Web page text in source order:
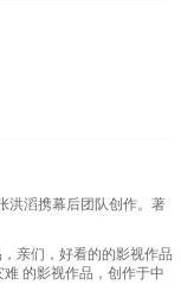
洪滔携幕后团队创作。著
亲们，好看的的影视作品
的影视作品，创作于中